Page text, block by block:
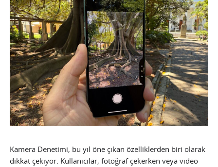
Kamera Denetimi, bu yıl öne çıkan özelliklerden biri olarak
dikkat çekiyor. Kullanıcılar, fotoğraf çekerken veya video